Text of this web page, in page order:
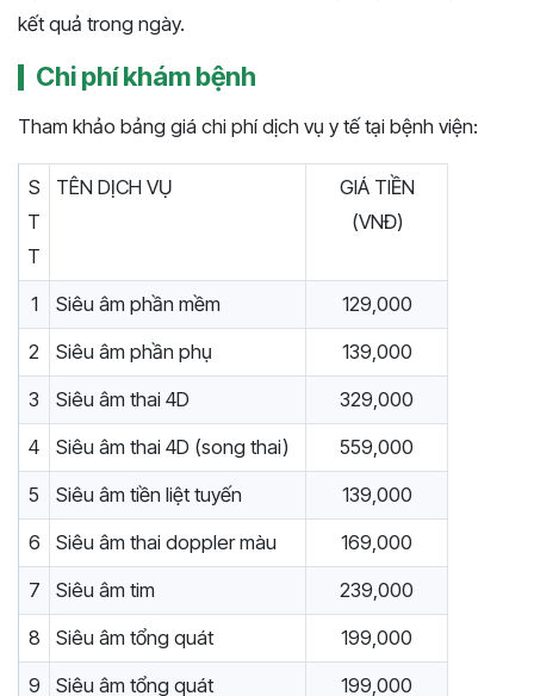
kết quả trong ngày.
Chi phí khám bệnh
Tham khảo bảng giá chi phí dịch vụ y tế tại bệnh viện:
S
T
T
TÊN DỊCH VỤ
GIÁ TIỀN
(VNĐ)
1 Siêu âm phần mềm
129,000
2
Siêu âm phần phụ
139,000
3
Siêu âm thai 4D
329,000
4
Siêu âm thai 4D (song thai)
559,000
5
Siêu âm tiền liệt tuyến
139,000
6
Siêu âm thai doppler màu
169,000
7
Siêu âm tim
239,000
8
Siêu âm tổng quát
199,000
9
Siêu âm tổng quát 199,000